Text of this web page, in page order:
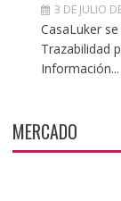
3 DE JULIO
CasaLuker
Trazabilidad
Información...
MERCADO